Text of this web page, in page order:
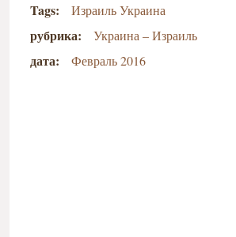
Tags: Израиль Украина
рубрика: Украина – Израиль
дата: Февраль 2016